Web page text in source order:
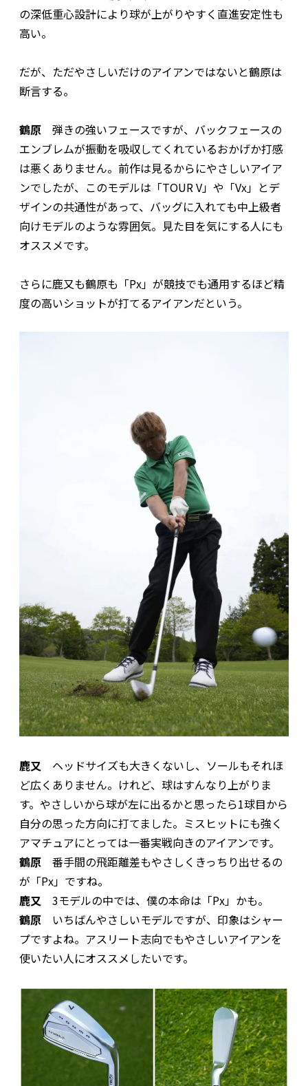
の深低重心設計により球が上がりやすく直進安定性も
高い。
だが、ただやさしいだけのアイアンではないと鶴原は
断言する。
鶴原 弾きの強いフェースですが、バックフェースの
エンブレムが振動を吸収してくれているおかげか打感
は悪くありません。前作は見るからにやさしいアイア
ンでしたが、このモデルは「TOUR V」や「Vx」とデ
ザインの共通性があって、バッグに入れても中上級者
向けモデルのような雰囲気。見た目を気にする人にも
オススメです。
さらに鹿又も鶴原も「Px」が競技でも通用するほど精
度の高いショットが打てるアイアンだという。
鹿又 ヘッドサイズも大きくないし、ソールもそれほ
ど広くありません。けれど、球はすんなり上がりま
す。やさしいから球が左に出るかと思ったら1球目から
自分の思った方向に打てました。ミスヒットにも強く
アマチュアにとっては一番実戦向きのアイアンです。
鶴原 番手間の飛距離差もやさしくきっちり出せるの
が「Px」ですね。
鹿又 3モデルの中では、僕の本命は「Px」かも。
鶴原 いちばんやさしいモデルですが、印象はシャー
プですよね。アスリート志向でもやさしいアイアンを
使いたい人にオススメしたいです。